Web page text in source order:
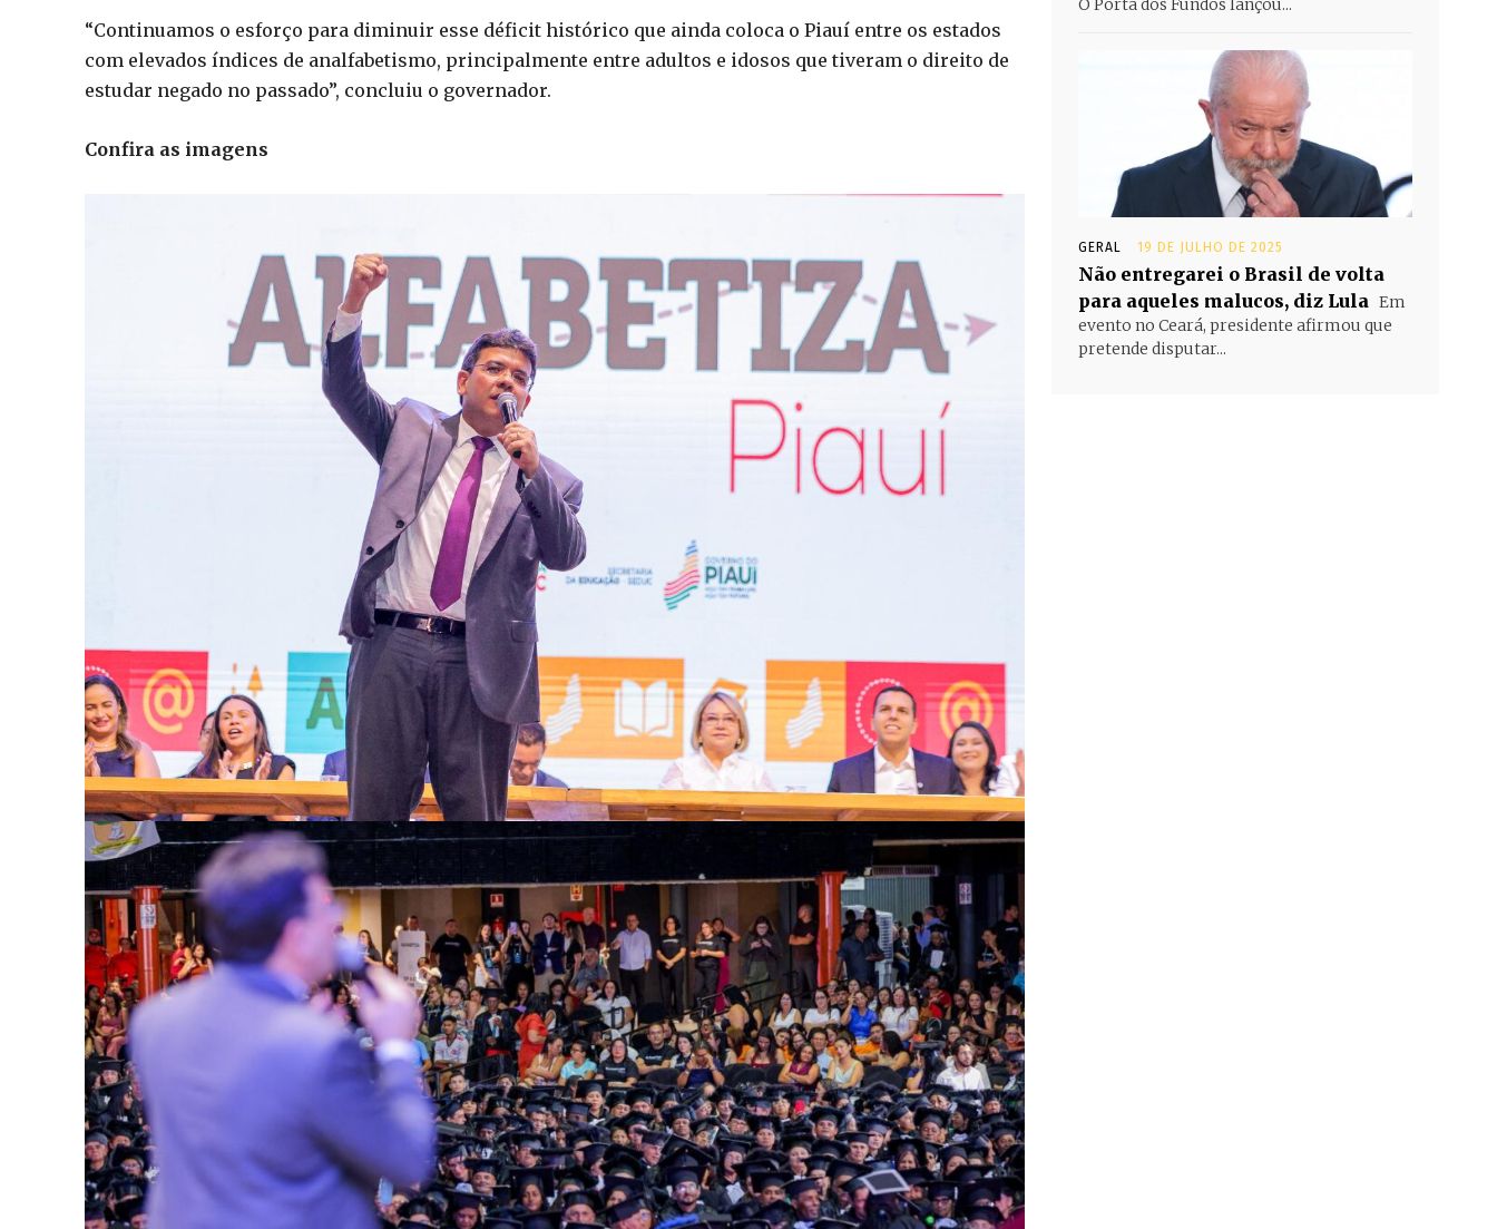
“Continuamos o esforço para diminuir esse déficit histórico que ainda coloca o Piauí entre os estados
com elevados índices de analfabetismo, principalmente entre adultos e idosos que tiveram o direito de
estudar negado no passado”, concluiu o governador.
Confira as imagens
O Porta dos Fundos lançou...
GERAL 19 DE JULHO DE 2025
Não entregarei o Brasil de volta
para aqueles malucos, diz Lula Em
evento no Ceará, presidente afirmou que
pretende disputar...